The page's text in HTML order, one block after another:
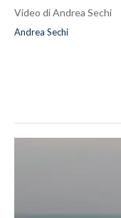
Video di Andrea Sechi
Andrea Sechi